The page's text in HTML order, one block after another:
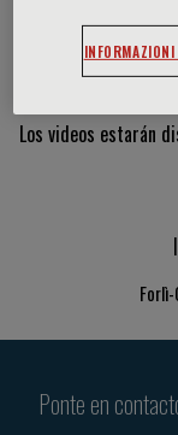
Vídeos y
Los videos estarán
Ponte en